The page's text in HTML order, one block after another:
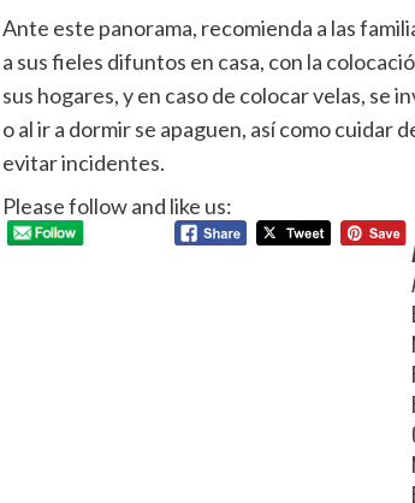
Ante este panorama, recomienda a las
a sus fieles difuntos en casa, con la
sus hogares, y en caso de colocar velas, se
o al ir a dormir se apaguen, así como cuidar
evitar incidentes.
Please follow and like us: